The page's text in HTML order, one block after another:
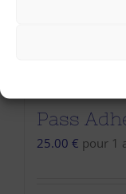
Pass
25.00 € pour 1